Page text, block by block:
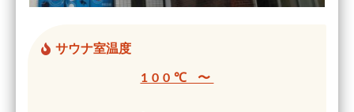
サウナ室温度
100℃ 〜